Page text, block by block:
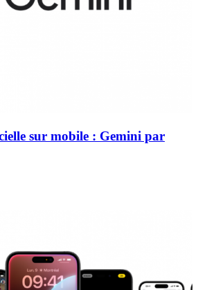
sur mobile : Gemini par